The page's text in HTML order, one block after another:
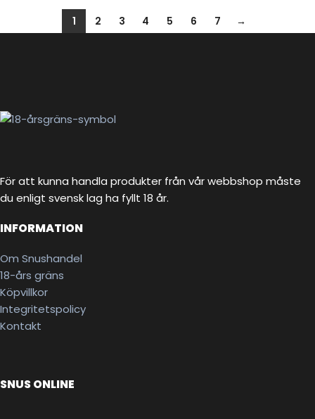
1 2 3 4 5 6 7 →
För att kunna handla produkter från vår webbshop måste
du enligt svensk lag ha fyllt 18 år.
INFORMATION
Om Snushandel
18-års gräns
Köpvillkor
Integritetspolicy
Kontakt
SNUS ONLINE